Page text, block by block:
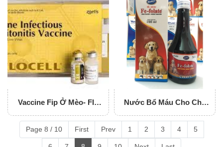
Vaccine Fip Ở Mèo- FIP
(Feline Infections
Peritonitis)
Nước Bổ Máu Cho Chó
Mèo FE-FOLATE
Page 8 / 10 First Prev 1 2 3 4 5